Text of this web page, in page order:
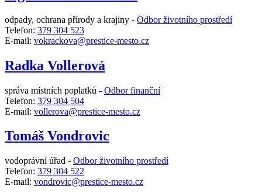
odpady, ochrana přírody a krajiny - Odbor životního prostředí
Telefon: 379 304 523
E-mail: vokrackova@prestice-mesto.cz
Radka Vollerová
správa místních poplatků - Odbor finanční
Telefon: 379 304 504
E-mail: vollerova@prestice-mesto.cz
Tomáš Vondrovic
vodoprávní úřad - Odbor životního prostředí
Telefon: 379 304 522
E-mail: vondrovic@prestice-mesto.cz